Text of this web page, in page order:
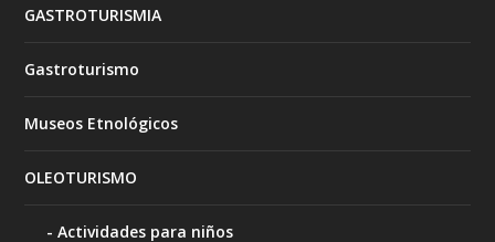
GASTROTURISMIA
Gastroturismo
Museos Etnológicos
OLEOTURISMO
Actividades para niños